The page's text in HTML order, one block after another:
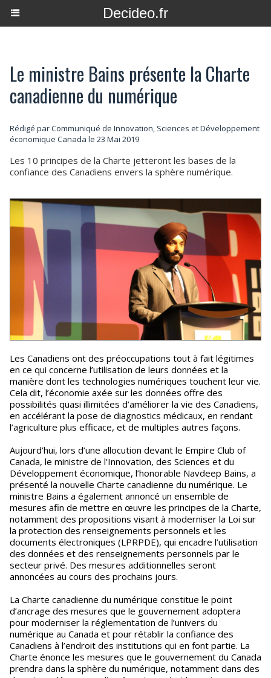
Decideo.fr
Le ministre Bains présente la Charte
canadienne du numérique
Rédigé par Communiqué de Innovation, Sciences et Développement
économique Canada le 23 Mai 2019
Les 10 principes de la Charte jetteront les bases de la
confiance des Canadiens envers la sphère numérique.
Les Canadiens ont des préoccupations tout à fait légitimes
en ce qui concerne l’utilisation de leurs données et la
manière dont les technologies numériques touchent leur vie.
Cela dit, l’économie axée sur les données offre des
possibilités quasi illimitées d’améliorer la vie des Canadiens,
en accélérant la pose de diagnostics médicaux, en rendant
l’agriculture plus efficace, et de multiples autres façons.
Aujourd’hui, lors d’une allocution devant le Empire Club of
Canada, le ministre de l’Innovation, des Sciences et du
Développement économique, l’honorable Navdeep Bains, a
présenté la nouvelle Charte canadienne du numérique. Le
ministre Bains a également annoncé un ensemble de
mesures afin de mettre en œuvre les principes de la Charte,
notamment des propositions visant à moderniser la Loi sur
la protection des renseignements personnels et les
documents électroniques (LPRPDE), qui encadre l’utilisation
des données et des renseignements personnels par le
secteur privé. Des mesures additionnelles seront
annoncées au cours des prochains jours.
La Charte canadienne du numérique constitue le point
d’ancrage des mesures que le gouvernement adoptera
pour moderniser la réglementation de l’univers du
numérique au Canada et pour rétablir la confiance des
Canadiens à l’endroit des institutions qui en font partie. La
Charte énonce les mesures que le gouvernement du Canada
prendra dans la sphère du numérique, notamment dans des